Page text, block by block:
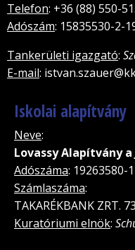
Telefon: +36 (88) 550-
Adószám: 15835530-2-
Tankerületi igazgató:
E-mail:
Iskolai alapítvány
Neve:
Lovassy Alapítvány
Adószáma: 19263580-
Számlaszáma:
TAKARÉKBANK ZRT.
Kuratóriumi elnök: